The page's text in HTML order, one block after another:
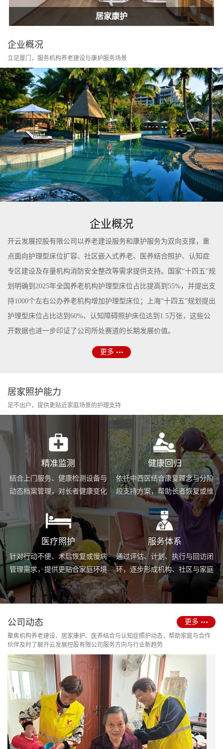
居家康护
家庭护士
居家康护
企业概况
立足厦门，服务机构养老建设与康护服务场景
企业概况
开云发展控股有限公司以养老建设服务和康护服务为双向支撑，重
点面向护理型床位扩容、社区嵌入式养老、医养结合照护、认知症
专区建设及存量机构消防安全整改等需求提供支持。国家“十四五”规
划明确到2025年全国养老机构护理型床位占比提高到55%，并提出支
持1000个左右公办养老机构增加护理型床位；上海“十四五”规划提出
护理型床位占比达到60%、认知障碍照护床位达到1.5万张，这些公
开数据也进一步印证了公司所处赛道的长期发展价值。
更多
居家照护能力
足不出户，提供更贴近家庭场景的护理支持
精准监测
结合上门服务、健康检测设备与
动态档案管理，对长者健康变化
进行持续跟踪与基础预警。
健康回归
依托中西医结合康复理念与分阶
段支持方案，帮助长者恢复或维
持身体功能，提升生活便利度。
医疗照护
针对行动不便、术后恢复或慢病
管理需求，提供更贴合家庭环境
的护理服务与用药协助支持。
服务体系
通过评估、计划、执行与回访闭
环，逐步形成机构、社区与家庭
场景协同的长期照护支持体系。
公司动态
聚焦机构养老建设、居家康护、医养结合与认知症照护动态，帮助家庭与合作
伙伴及时了解开云发展控股有限公司服务方向与行业新趋势
更多